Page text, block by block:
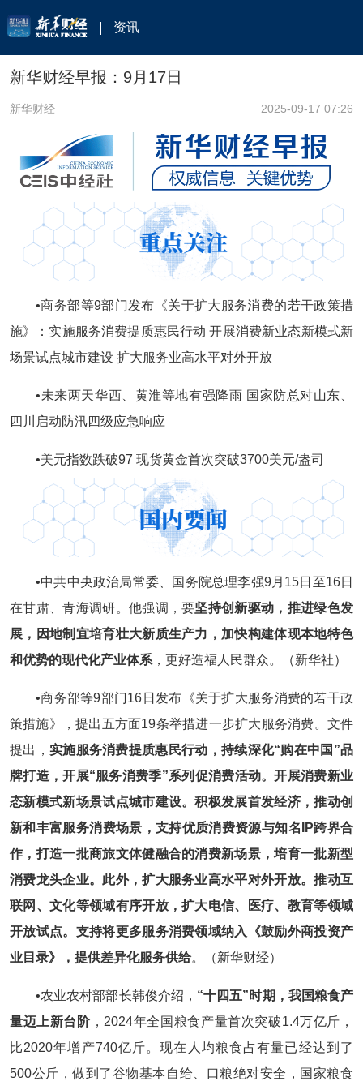
资讯
新华财经早报：9月17日
新华财经 2025-09-17 07:26
•商务部等9部门发布《关于扩大服务消费的若干政策措
施》：实施服务消费提质惠民行动 开展消费新业态新模式新
场景试点城市建设 扩大服务业高水平对外开放
•未来两天华西、黄淮等地有强降雨 国家防总对山东、
四川启动防汛四级应急响应
•美元指数跌破97 现货黄金首次突破3700美元/盎司
•中共中央政治局常委、国务院总理李强9月15日至16日
在甘肃、青海调研。他强调，要坚持创新驱动，推进绿色发
展，因地制宜培育壮大新质生产力，加快构建体现本地特色
和优势的现代化产业体系 ，更好造福人民群众。（新华社）
•商务部等9部门16日发布《关于扩大服务消费的若干政
策措施》，提出五方面19条举措进一步扩大服务消费。文件
提出， 实施服务消费提质惠民行动，持续深化“购在中国”品
牌打造，开展“服务消费季”系列促消费活动。开展消费新业
态新模式新场景试点城市建设。积极发展首发经济，推动创
新和丰富服务消费场景，支持优质消费资源与知名IP跨界合
作，打造一批商旅文体健融合的消费新场景，培育一批新型
消费龙头企业。此外，扩大服务业高水平对外开放。推动互
联网、文化等领域有序开放，扩大电信、医疗、教育等领域
开放试点。支持将更多服务消费领域纳入《鼓励外商投资产
业目录》，提供差异化服务供给。（新华财经）
•农业农村部部长韩俊介绍， “十四五”时期，我国粮食产
量迈上新台阶 ，2024年全国粮食产量首次突破1.4万亿斤，
比2020年增产740亿斤。现在人均粮食占有量已经达到了
500公斤，做到了谷物基本自给、口粮绝对安全，国家粮食